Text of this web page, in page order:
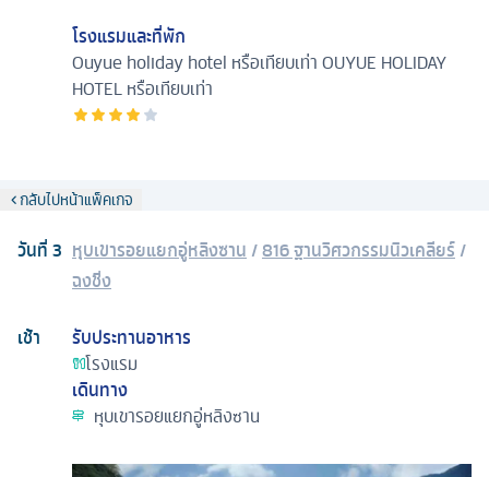
โรงแรมและที่พัก
Ouyue holiday hotel หรือเทียบเท่าOUYUE HOLIDAY
HOTEL หรือเทียบเท่า
กลับไปหน้าแพ็คเกจ
วันที่3 หุบเขารอยแยกอู่หลิงซาน /816 ฐานวิศวกรรมนิวเคลียร์/
ฉงชิ่ง
เช้า
รับประทานอาหาร
โรงแรม
เดินทาง
หุบเขารอยแยกอู่หลิงซาน